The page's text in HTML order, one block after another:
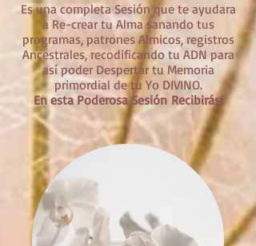
Es una completa Sesión que te ayudara
a Re-crear tu Alma sanando tus
programas, patrones Almicos, registros
Ancestrales, recodificando tu ADN para
así poder Despertar tu Memoria
primordial de tu Yo DIVINO.
En esta PoderosaSesión Recibirás: